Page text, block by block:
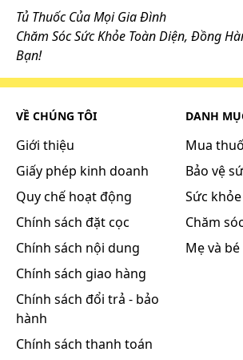
Tủ Thuốc Của Mọi Gia Đình
Chăm Sóc Sức Khỏe Toàn Diện, Đồng
Bạn!
VỀ CHÚNG TÔI
Giới thiệu
Giấy phép kinh doanh
Quy chế hoạt động
Chính sách đặt cọc
Chính sách nội dung
Chính sách giao hàng
Chính sách đổi trả - bảo
hành
Chính sách thanh toán
DANH
Mua
Bảo vệ
Sức
Chăm
Mẹ và bé